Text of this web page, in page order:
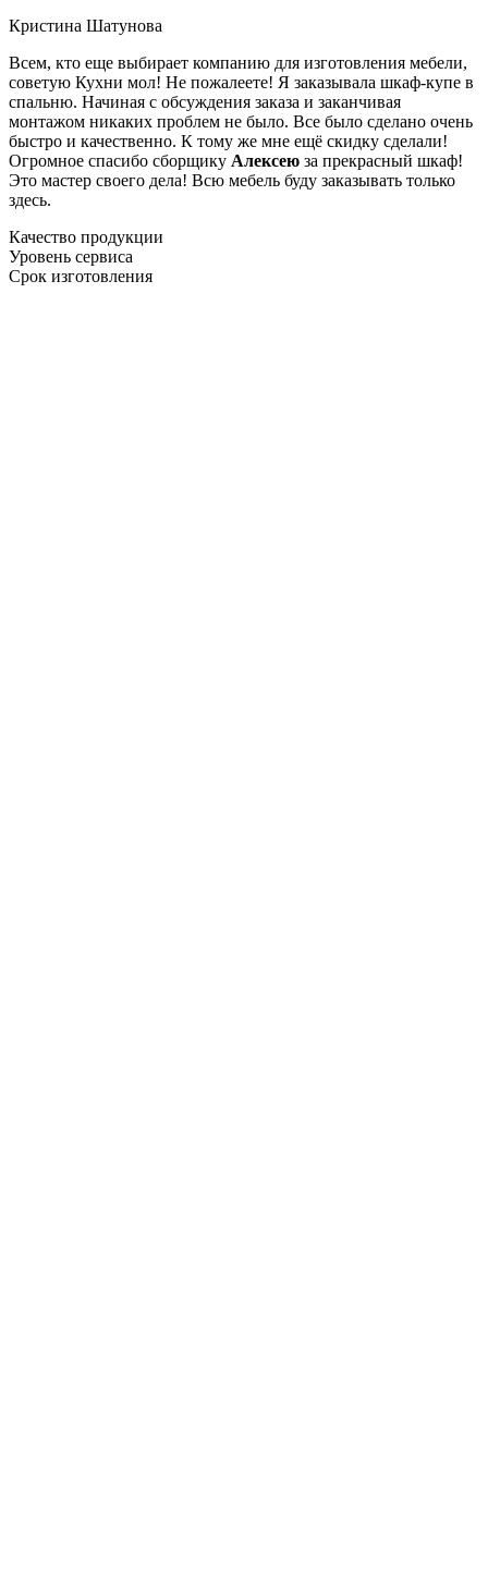
Кристина Шатунова
Всем, кто еще выбирает компанию для изготовления мебели,
советую Кухни мол! Не пожалеете! Я заказывала шкаф-купе в
спальню. Начиная с обсуждения заказа и заканчивая
монтажом никаких проблем не было. Все было сделано очень
быстро и качественно. К тому же мне ещё скидку сделали!
Огромное спасибо сборщику Алексею за прекрасный шкаф!
Это мастер своего дела! Всю мебель буду заказывать только
здесь.
Качество продукции
Уровень сервиса
Срок изготовления